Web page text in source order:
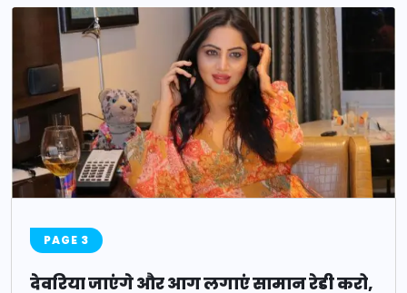
PAGE 3
देवरिया जाएंगे और आग लगाएं सामान रेडी करो,